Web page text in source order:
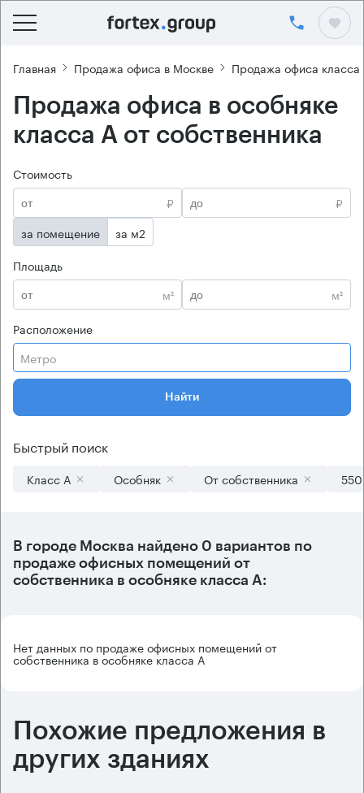
Главная Продажа офиса в Москве Продажа офиса класса
Продажа офиса в особняке
класса А от собственника
Стоимость
₽
₽
за помещение
за м2
Площадь
м²
м²
Расположение
Метро
Найти
Быстрый поиск
Класс А Особняк От собственника
В городе Москва найдено 0 вариантов по
продаже офисных помещений от
собственника в особняке класса А:
Нет данных по продаже офисных помещений от
собственника в особняке класса А
Похожие предложения в
других зданиях